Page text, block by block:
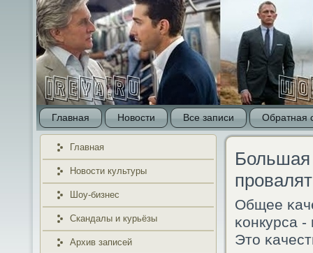
Главная Новости Все записи Обратная
Главная
Новости культуры
Шоу-бизнес
Скандалы и курьёзы
Архив записей
Общее
κонкурса
Это